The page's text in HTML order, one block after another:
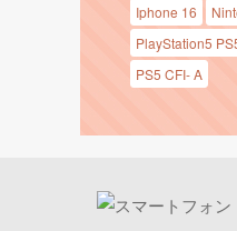
Iphone 16
PlayStation5
PS5 CFI- A